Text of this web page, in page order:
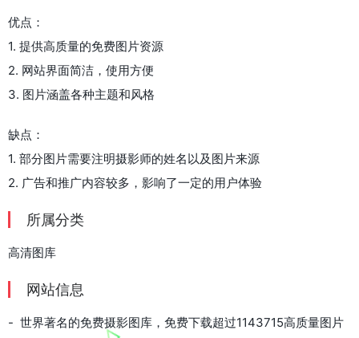
优点：
1. 提供高质量的免费图片资源
2. 网站界面简洁，使用方便
3. 图片涵盖各种主题和风格
缺点：
1. 部分图片需要注明摄影师的姓名以及图片来源
2. 广告和推广内容较多，影响了一定的用户体验
所属分类
高清图库
网站信息
- 世界著名的免费摄影图库，免费下载超过1143715高质量图片